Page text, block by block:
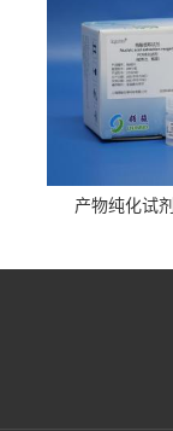
产物纯化试